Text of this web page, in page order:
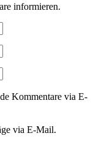
informieren.
Kommentare via E-
via E-Mail.